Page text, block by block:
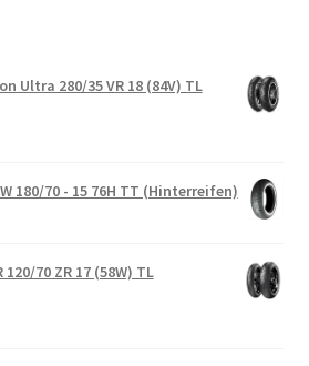
Ultra 280/35 VR 18 (84V) TL
180/70 - 15 76H TT (Hinterreifen)
70 ZR 17 (58W) TL